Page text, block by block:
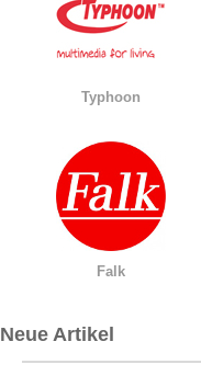
Typhoon
Falk
Neue Artikel